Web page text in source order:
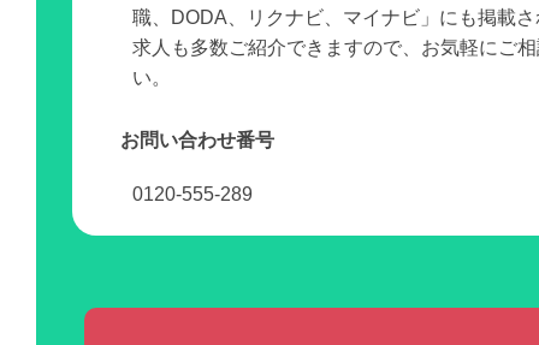
職、DODA、リクナビ、マイナビ」にも掲載
求人も多数ご紹介できますので、お気軽にご
い。
お問い合わせ番号
0120-555-289